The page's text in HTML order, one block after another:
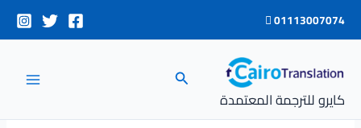
01113007074
كايرو للترجمة المعتمدة
البحث